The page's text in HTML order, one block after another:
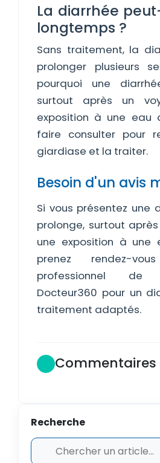
La diarrhée
longtemps ?
Sans traitement, la
prolonger plusieurs
pourquoi une
surtout après un
exposition à une eau
faire consulter pour
giardiase et la traiter.
Besoin d'un avis
Si vous présentez une
prolonge, surtout
une exposition à une
prenez rendez-
professionnel
Docteur360 pour un
traitement adaptés.
Commentaires
Recherche